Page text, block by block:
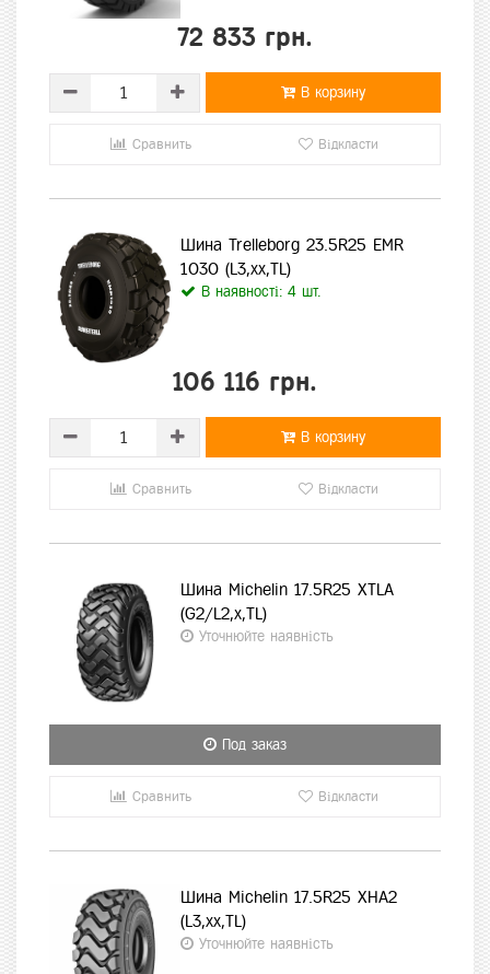
72 833 грн.
В корзину
Сравнить Відкласти
Шина Trelleborg 23.5R25 EMR
1030 (L3,xx,TL)
В наявності: 4 шт.
106 116 грн.
В корзину
Сравнить Відкласти
Шина Michelin 17.5R25 XTLA
(G2/L2,x,TL)
Уточнюйте наявність
Под заказ
Сравнить Відкласти
Шина Michelin 17.5R25 XHA2
(L3,xx,TL)
Уточнюйте наявність